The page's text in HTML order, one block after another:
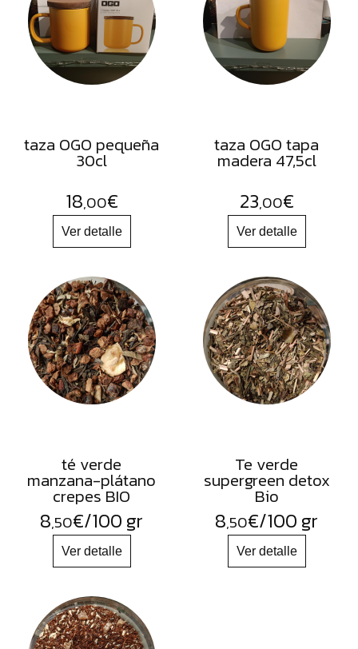
FRUTOS
SECOS
SAL
HIERBAS
ACEITES
FLORES
PRODUCTOS
ACCESORIOS
ALIMENTOS
DESHIDRATADOS
taza OGO pequeña
30cl
18,00€
taza OGO tapa
madera 47,5cl
23,00€
té verde
manzana-plátano
crepes BIO
8,50€/100 gr
Te verde
supergreen detox
Bio
8,50€/100 gr